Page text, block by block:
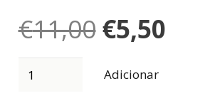
€11,00 O
preço
original
era:
€5,50O
Adicionar